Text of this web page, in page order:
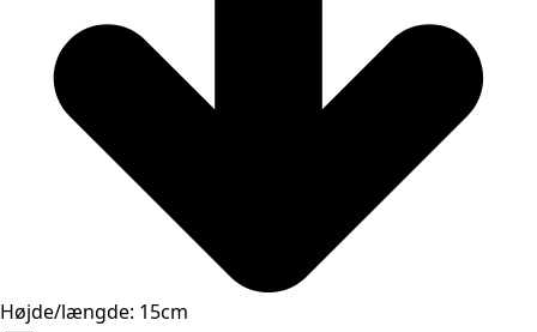
Højde/længde: 15cm